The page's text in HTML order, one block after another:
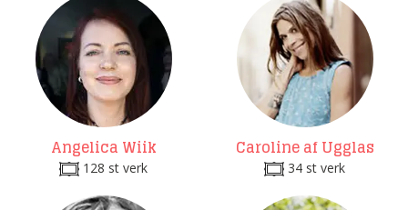
Angelica Wiik
128 st verk
Caroline af Ugglas
34 st verk